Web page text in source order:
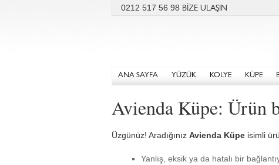
0212 517 56 98 BİZE ULAŞIN
ANA SAYFA YÜZÜK KOLYE KÜPE
Avienda Küpe: Ürün
Üzgünüz! Aradığınız Avienda Küpe isimli
Yanlış, eksik ya da hatalı bir